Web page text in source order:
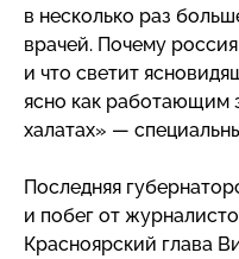
в несколько раз
врачей. Почему
и что светит
ясно как работающим
халатах» —
Последняя
и побег от
Красноярский глава